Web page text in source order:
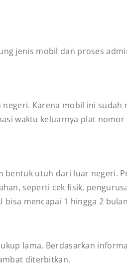
jenis mobil dan proses
Karena mobil ini sudah
waktu keluarnya plat nomor
bentuk utuh dari luar negeri.
seperti cek fisik,
mencapai 1 hingga 2
lama. Berdasarkan
diterbitkan.